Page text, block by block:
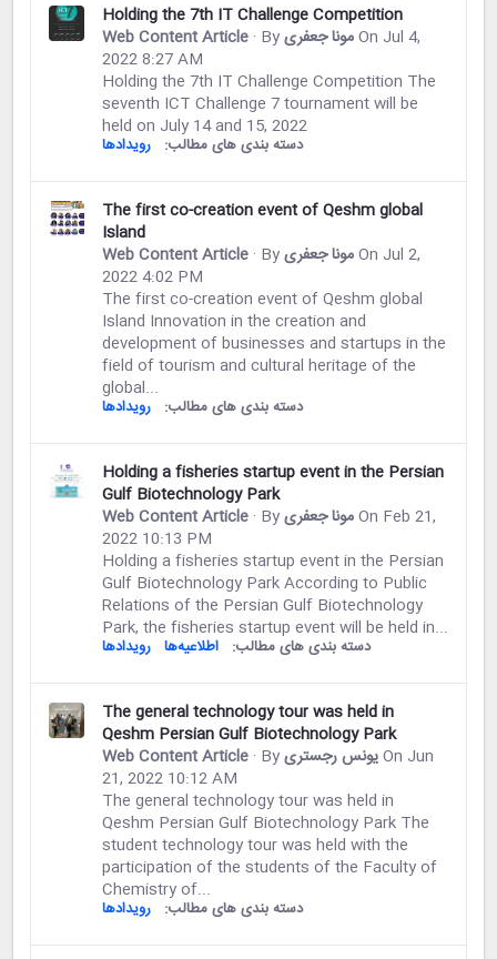
Holding the 7th IT Challenge Competition
Web Content Article · Byمونا جعفریOn Jul 4,
2022 8:27 AM
Holding the 7th IT Challenge Competition The
seventh ICT Challenge 7 tournament will be
held on July 14 and 15, 2022
دسته بندی های مطالب: رویدادها
The first co-creation event of Qeshm global
Island
Web Content Article · Byمونا جعفریOn Jul 2,
2022 4:02 PM
The first co-creation event of Qeshm global
Island Innovation in the creation and
development of businesses and startups in the
field of tourism and cultural heritage of the
global...
دسته بندی های مطالب: رویدادها
Holding a fisheries startup event in the Persian
Gulf Biotechnology Park
Web Content Article · Byمونا جعفریOn Feb 21,
2022 10:13 PM
Holding a fisheries startup event in the Persian
Gulf Biotechnology Park According to Public
Relations of the Persian Gulf Biotechnology
Park, the fisheries startup event will be held in...
دسته بندی های مطالب: اطلاعیه‌ها رویدادها
The general technology tour was held in
Qeshm Persian Gulf Biotechnology Park
Web Content Article · Byیونس رجستریOn Jun
21, 2022 10:12 AM
The general technology tour was held in
Qeshm Persian Gulf Biotechnology Park The
student technology tour was held with the
participation of the students of the Faculty of
Chemistry of...
دسته بندی های مطالب: رویدادها